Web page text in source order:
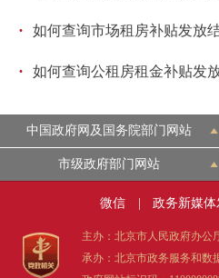
· 如何查询市场租房补贴发放
· 如何查询公租房租金补贴发
中国政府网及国务院部门网站
市级政府部门网站
微信 政务新媒
主办：北京市人民政府办公
承办：北京市政务服务和数